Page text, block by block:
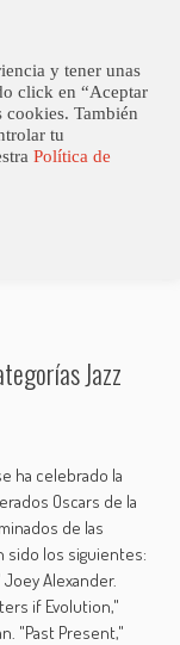
Jazz
ha celebrado la
Oscars de la
de las
sido los siguientes:
Alexander.
if Evolution,"
"Past Present,"
y tener unas
click en “Aceptar
cookies. También
tu
Política de